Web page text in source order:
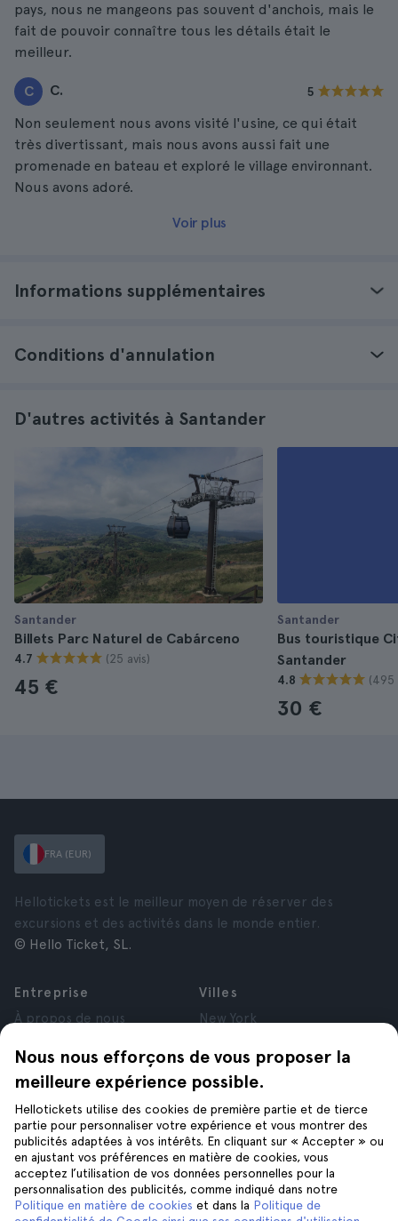
pays, nous ne mangeons pas souvent d'anchois, mais le
fait de pouvoir connaître tous les détails était le
meilleur.
C C. 5
Non seulement nous avons visité l'usine, ce qui était
très divertissant, mais nous avons aussi fait une
promenade en bateau et exploré le village environnant.
Nous avons adoré.
Voir plus
Informations supplémentaires
Conditions d'annulation
D'autres activités à Santander
Santander
Billets Parc Naturel de Cabárceno
4.7 (25 avis)
45 €
Santander
Bus touristique
Santander
4.8 (495
30 €
Nous nous efforçons de vous proposer la
meilleure expérience possible.
Hellotickets utilise des cookies de première partie et de tierce
partie pour personnaliser votre expérience et vous montrer des
publicités adaptées à vos intérêts. En cliquant sur « Accepter » ou
en ajustant vos préférences en matière de cookies, vous
acceptez l’utilisation de vos données personnelles pour la
personnalisation des publicités, comme indiqué dans notre
Politique en matière de cookies et dans la Politique de
FRA (EUR)
Hellotickets est le meilleur moyen de réserver des
excursions et des activités dans le monde entier.
© Hello Ticket, SL.
Entreprise
À propos de nous
Affiliés
Avis
Confidentialité
Conditions générales
Mentions Légales
Cookies
Villes
New York
Paris
Londres
Grenade
Cracovie
Tenerife
Aide Suivez-nous sur